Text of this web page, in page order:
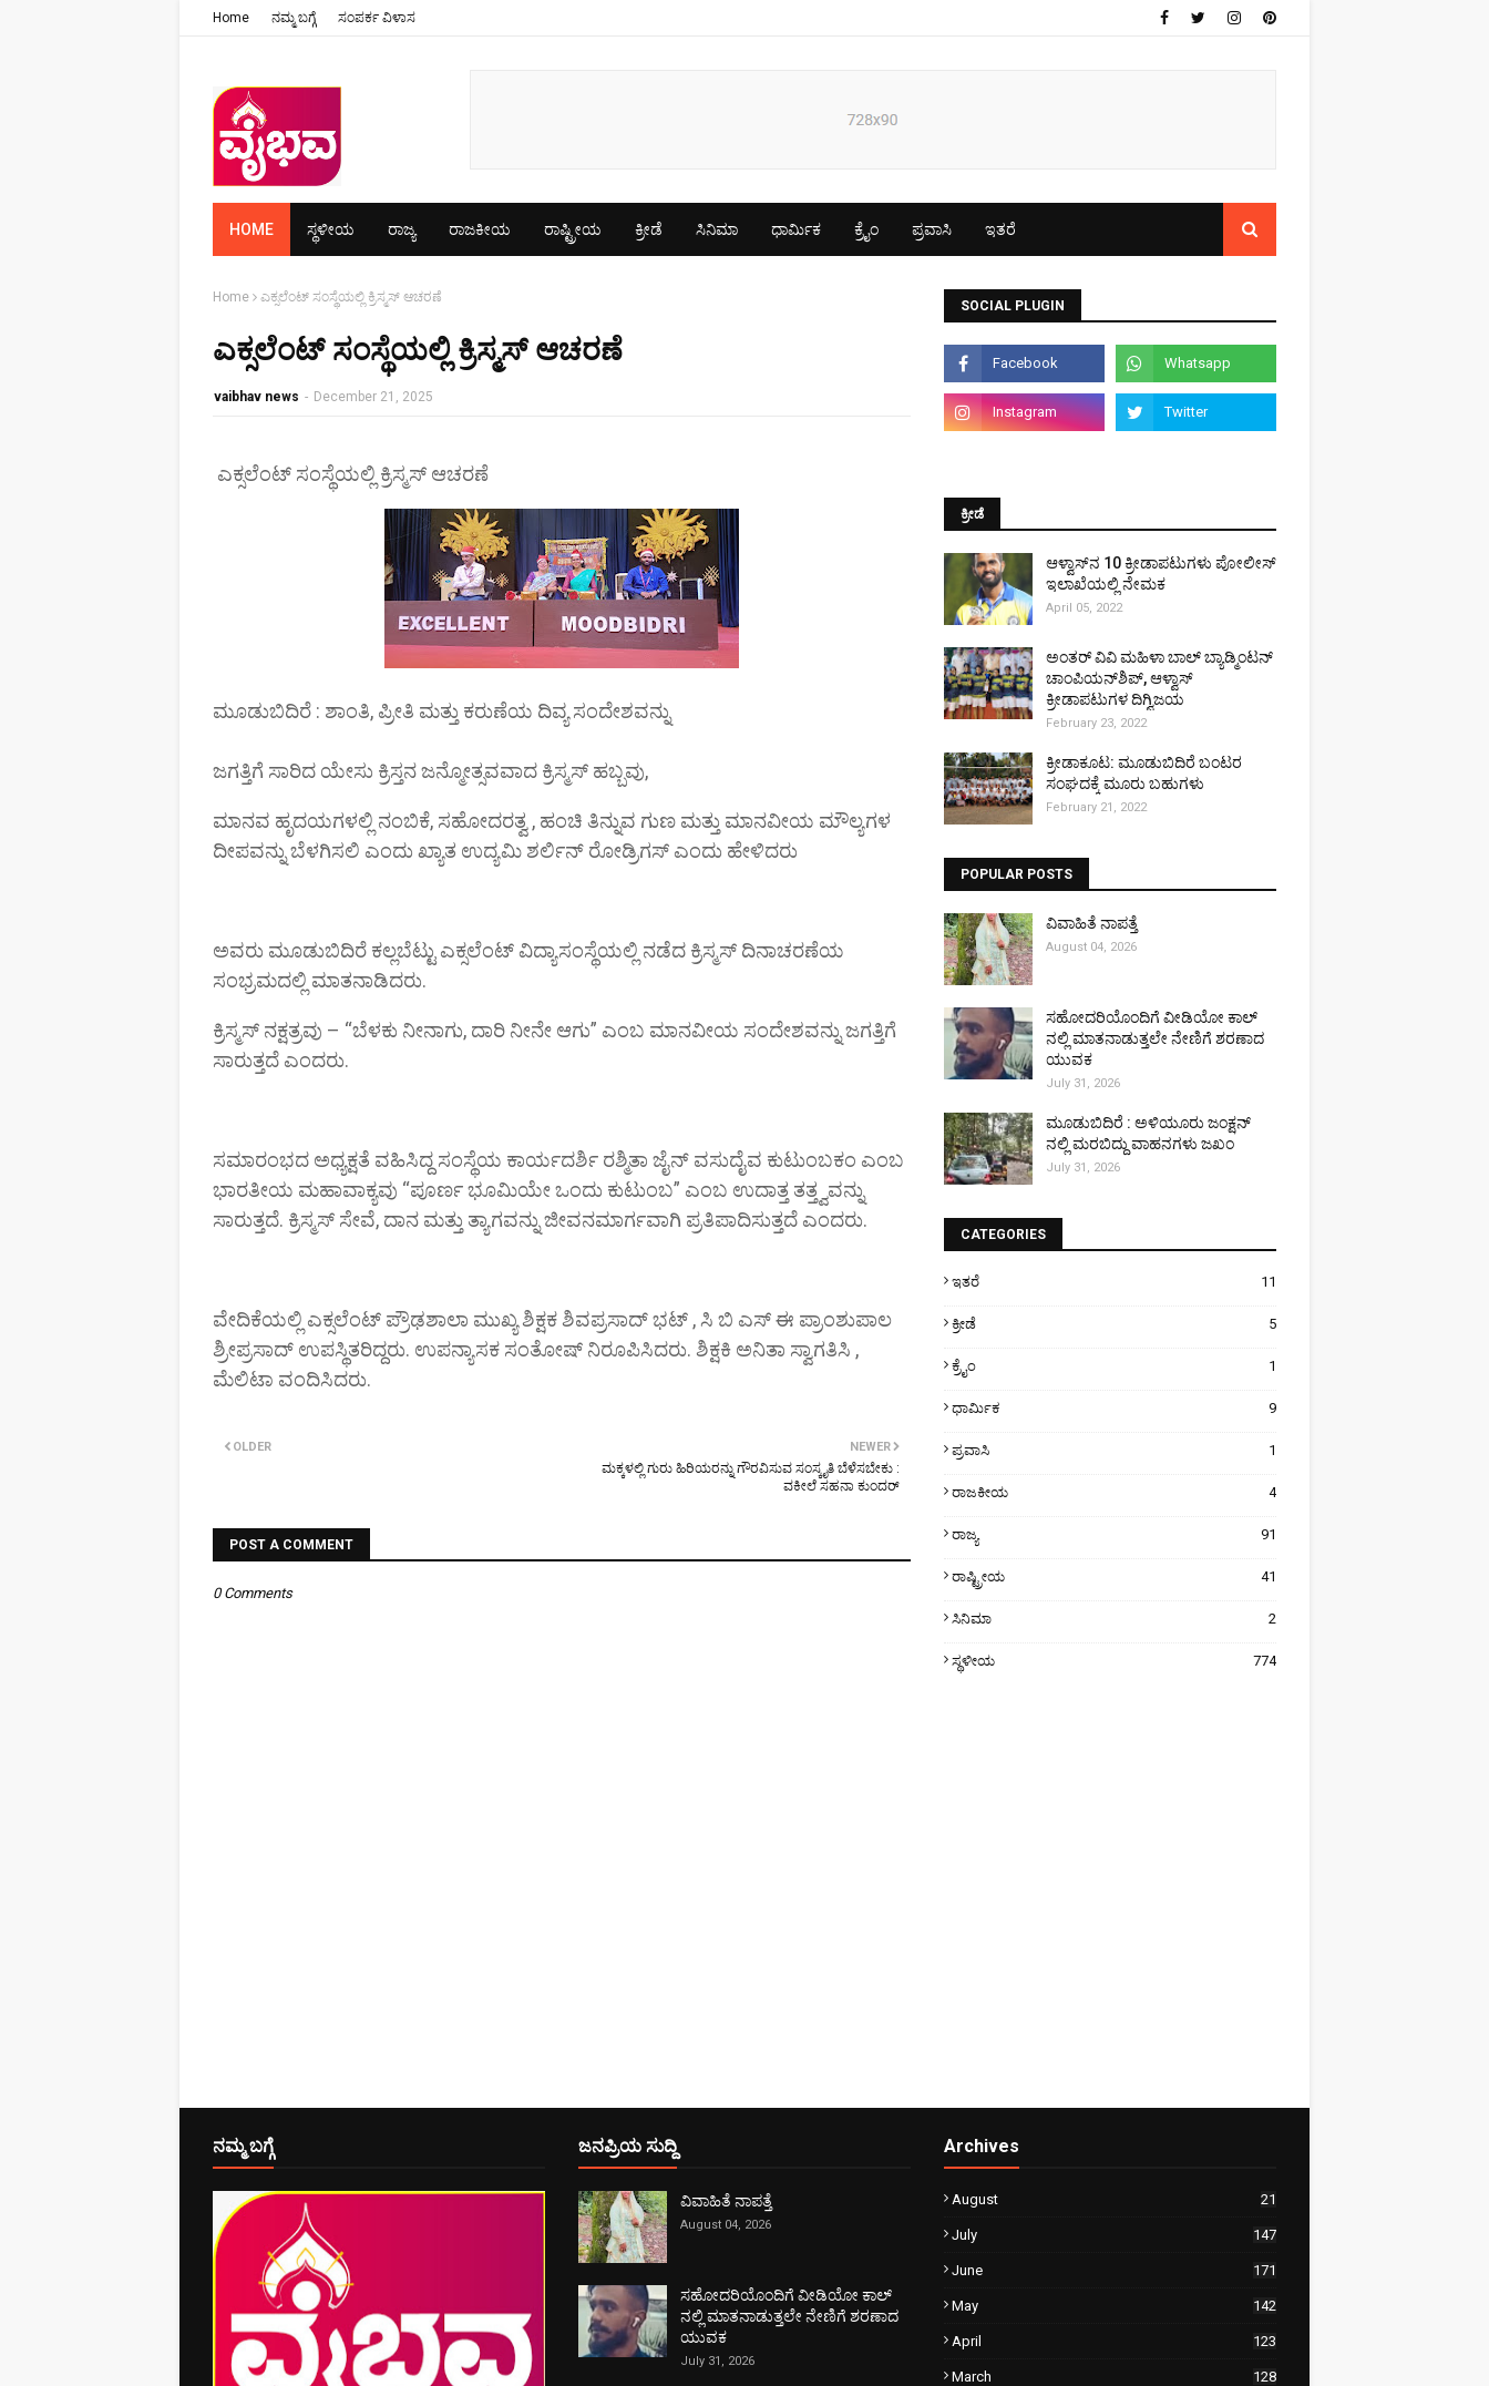
Home ನಮ್ಮ ಬಗ್ಗೆ ಸಂಪರ್ಕ ವಿಳಾಸ
HOME ಸ್ಥಳೀಯ ರಾಜ್ಯ ರಾಜಕೀಯ ರಾಷ್ಟ್ರೀಯ ಕ್ರೀಡೆ ಸಿನಿಮಾ ಧಾರ್ಮಿಕ ಕ್ರೈಂ ಪ್ರವಾಸಿ ಇತರೆ
Home ಎಕ್ಸಲೆಂಟ್ ಸಂಸ್ಥೆಯಲ್ಲಿ ಕ್ರಿಸ್ಮಸ್ ಆಚರಣೆ
ಎಕ್ಸಲೆಂಟ್ ಸಂಸ್ಥೆಯಲ್ಲಿ ಕ್ರಿಸ್ಮಸ್ ಆಚರಣೆ
vaibhav news - December 21, 2025
ಎಕ್ಸಲೆಂಟ್ ಸಂಸ್ಥೆಯಲ್ಲಿ ಕ್ರಿಸ್ಮಸ್ ಆಚರಣೆ
ಮೂಡುಬಿದಿರೆ : ಶಾಂತಿ, ಪ್ರೀತಿ ಮತ್ತು ಕರುಣೆಯ ದಿವ್ಯ ಸಂದೇಶವನ್ನು
ಜಗತ್ತಿಗೆ ಸಾರಿದ ಯೇಸು ಕ್ರಿಸ್ತನ ಜನ್ಮೋತ್ಸವವಾದ ಕ್ರಿಸ್ಮಸ್ ಹಬ್ಬವು,
ಮಾನವ ಹೃದಯಗಳಲ್ಲಿ ನಂಬಿಕೆ, ಸಹೋದರತ್ವ , ಹಂಚಿ ತಿನ್ನುವ ಗುಣ ಮತ್ತು ಮಾನವೀಯ ಮೌಲ್ಯಗಳ
ದೀಪವನ್ನು ಬೆಳಗಿಸಲಿ ಎಂದು ಖ್ಯಾತ ಉದ್ಯಮಿ ಶರ್ಲಿನ್ ರೋಡ್ರಿಗಸ್ ಎಂದು ಹೇಳಿದರು
ಅವರು ಮೂಡುಬಿದಿರೆ ಕಲ್ಲಬೆಟ್ಟು ಎಕ್ಸಲೆಂಟ್ ವಿದ್ಯಾಸಂಸ್ಥೆಯಲ್ಲಿ ನಡೆದ ಕ್ರಿಸ್ಮಸ್ ದಿನಾಚರಣೆಯ
ಸಂಭ್ರಮದಲ್ಲಿ ಮಾತನಾಡಿದರು.
ಕ್ರಿಸ್ಮಸ್ ನಕ್ಷತ್ರವು – “ಬೆಳಕು ನೀನಾಗು, ದಾರಿ ನೀನೇ ಆಗು” ಎಂಬ ಮಾನವೀಯ ಸಂದೇಶವನ್ನು ಜಗತ್ತಿಗೆ
ಸಾರುತ್ತದೆ ಎಂದರು.
ಸಮಾರಂಭದ ಅಧ್ಯಕ್ಷತೆ ವಹಿಸಿದ್ದ ಸಂಸ್ಥೆಯ ಕಾರ್ಯದರ್ಶಿ ರಶ್ಮಿತಾ ಜೈನ್ ವಸುದೈವ ಕುಟುಂಬಕಂ ಎಂಬ
ಭಾರತೀಯ ಮಹಾವಾಕ್ಯವು “ಪೂರ್ಣ ಭೂಮಿಯೇ ಒಂದು ಕುಟುಂಬ” ಎಂಬ ಉದಾತ್ತ ತತ್ತ್ವವನ್ನು
ಸಾರುತ್ತದೆ. ಕ್ರಿಸ್ಮಸ್ ಸೇವೆ, ದಾನ ಮತ್ತು ತ್ಯಾಗವನ್ನು ಜೀವನಮಾರ್ಗವಾಗಿ ಪ್ರತಿಪಾದಿಸುತ್ತದೆ ಎಂದರು.
ವೇದಿಕೆಯಲ್ಲಿ ಎಕ್ಸಲೆಂಟ್ ಪ್ರೌಢಶಾಲಾ ಮುಖ್ಯ ಶಿಕ್ಷಕ ಶಿವಪ್ರಸಾದ್ ಭಟ್ , ಸಿ ಬಿ ಎಸ್ ಈ ಪ್ರಾಂಶುಪಾಲ
ಶ್ರೀಪ್ರಸಾದ್ ಉಪಸ್ಥಿತರಿದ್ದರು. ಉಪನ್ಯಾಸಕ ಸಂತೋಷ್ ನಿರೂಪಿಸಿದರು. ಶಿಕ್ಷಕಿ ಅನಿತಾ ಸ್ವಾಗತಿಸಿ ,
ಮೆಲಿಟಾ ವಂದಿಸಿದರು.
NEWER
ಮಕ್ಕಳಲ್ಲಿ ಗುರು ಹಿರಿಯರನ್ನು ಗೌರವಿಸುವ ಸಂಸ್ಕೃತಿ ಬೆಳೆಸಬೇಕು :
ವಕೀಲೆ ಸಹನಾ ಕುಂದರ್
OLDER
POST A COMMENT
0 Comments
SOCIAL PLUGIN
ಕ್ರೀಡೆ
ಆಳ್ವಾಸ್‌ನ 10 ಕ್ರೀಡಾಪಟುಗಳು ಪೋಲೀಸ್
ಇಲಾಖೆಯಲ್ಲಿ ನೇಮಕ
April 05, 2022
ಅಂತರ್ ವಿವಿ ಮಹಿಳಾ ಬಾಲ್ ಬ್ಯಾಡ್ಮಿಂಟನ್
ಚಾಂಪಿಯನ್‌ಶಿಪ್, ಆಳ್ವಾಸ್
ಕ್ರೀಡಾಪಟುಗಳ ದಿಗ್ವಿಜಯ
February 23, 2022
ಕ್ರೀಡಾಕೂಟ: ಮೂಡುಬಿದಿರೆ ಬಂಟರ
ಸಂಘದಕ್ಕೆ ಮೂರು ಬಹುಗಳು
February 21, 2022
POPULAR POSTS
ವಿವಾಹಿತೆ ನಾಪತ್ತೆ
August 04, 2026
ಸಹೋದರಿಯೊಂದಿಗೆ ವೀಡಿಯೋ ಕಾಲ್
ನಲ್ಲಿ ಮಾತನಾಡುತ್ತಲೇ ನೇಣಿಗೆ ಶರಣಾದ
ಯುವಕ
July 31, 2026
ಮೂಡುಬಿದಿರೆ : ಅಳಿಯೂರು ಜಂಕ್ಷನ್
ನಲ್ಲಿ ಮರಬಿದ್ದು ವಾಹನಗಳು ಜಖಂ
July 31, 2026
CATEGORIES
ಇತರೆ 11
ಕ್ರೀಡೆ 5
ಕ್ರೈಂ 1
ಧಾರ್ಮಿಕ 9
ಪ್ರವಾಸಿ 1
ರಾಜಕೀಯ 4
ರಾಜ್ಯ 91
ರಾಷ್ಟ್ರೀಯ 41
ಸಿನಿಮಾ 2
ಸ್ಥಳೀಯ 774
ನಮ್ಮ ಬಗ್ಗೆ ಜನಪ್ರಿಯ ಸುದ್ದಿ
ವಿವಾಹಿತೆ ನಾಪತ್ತೆ
August 04, 2026
ಸಹೋದರಿಯೊಂದಿಗೆ ವೀಡಿಯೋ ಕಾಲ್
ನಲ್ಲಿ ಮಾತನಾಡುತ್ತಲೇ ನೇಣಿಗೆ ಶರಣಾದ
ಯುವಕ
July 31, 2026
Archives
August 21
July 147
June 171
May 142
April 123
March 128